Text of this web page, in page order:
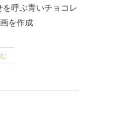
呼ぶ青いチョコレ
を作成